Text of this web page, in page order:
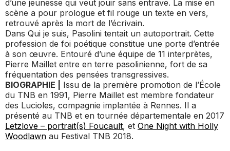
d’une jeunesse qui veut jouir sans entrave. La mise en
scène a pour prologue et fil rouge un texte en vers,
retrouvé après la mort de l’écrivain.
Dans Qui je suis, Pasolini tentait un autoportrait. Cette
profession de foi poétique constitue une porte d’entrée
à son œuvre. Entouré d’une équipe de 11 interprètes,
Pierre Maillet entre en terre pasolinienne, fort de sa
fréquentation des pensées transgressives.
BIOGRAPHIE |
Issu de la première promotion de l’École
du TNB en 1991, Pierre Maillet est membre fondateur
des Lucioles, compagnie implantée à Rennes. Il a
présenté au TNB et en tournée départementale en 2017
Letzlove – portrait(s) Foucault, et One Night with Holly
Woodlawn au Festival TNB 2018.